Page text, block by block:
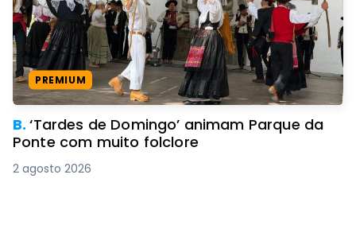
PREMIUM
B.‘Tardes de Domingo’ animam Parque da
Ponte com muito folclore
2 agosto 2026